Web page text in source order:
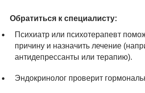
Обратиться к специалисту:
Психиатр или психотерапевт
причину и назначить лечение
антидепрессанты или терапию).
Эндокринолог проверит